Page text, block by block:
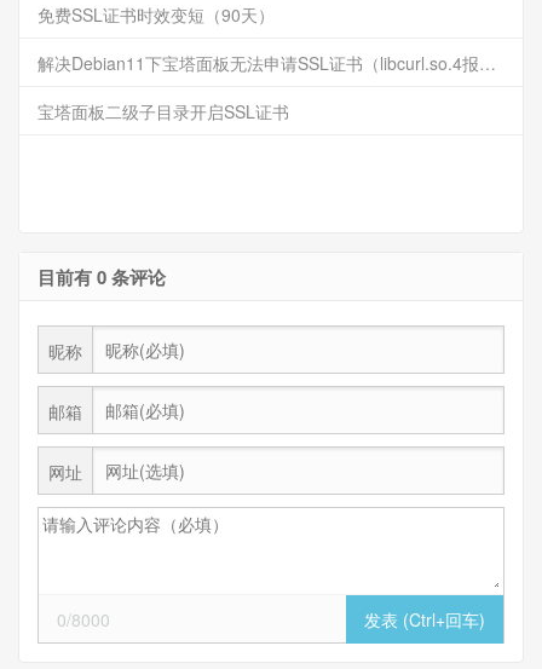
免费SSL证书时效变短（90天）
解决Debian11下宝塔面板无法申请SSL证书（libcurl.so.4报错）
宝塔面板二级子目录开启SSL证书
目前有 0 条评论
昵称
邮箱
网址
0/8000